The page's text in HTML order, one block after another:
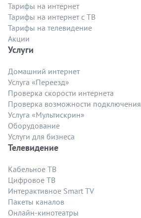
Тарифы на интернет
Тарифы на интернет с ТВ
Тарифы на телевидение
Акции
Услуги
Домашний интернет
Услуга «Переезд»
Проверка скорости интернета
Проверка возможности подключения
Услуга «Мультискрин»
Оборудование
Услуги для бизнеса
Телевидение
Кабельное ТВ
Цифровое ТВ
Интерактивное Smart TV
Пакеты каналов
Онлайн-кинотеатры